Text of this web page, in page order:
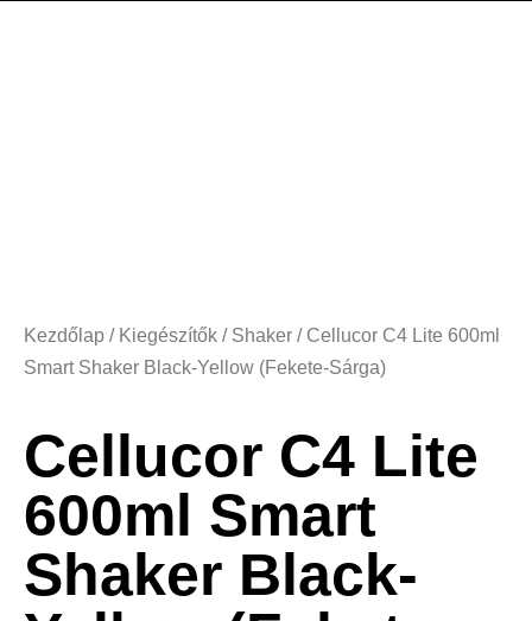
Kezdőlap / Kiegészítők / Shaker / Cellucor C4 Lite 600ml
Smart Shaker Black-Yellow (Fekete-Sárga)
Cellucor C4 Lite
600ml Smart
Shaker Black-